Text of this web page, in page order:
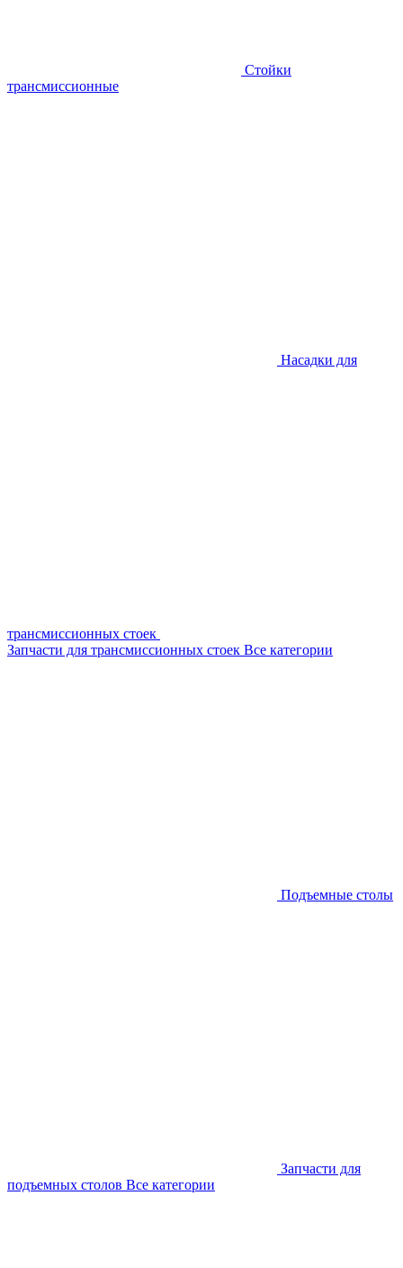
Стойки
трансмиссионные
Насадки для
трансмиссионных стоек
Запчасти для трансмиссионных стоек Все категории
Подъемные столы
Запчасти для
подъемных столов Все категории